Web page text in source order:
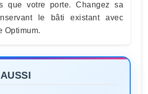
que votre porte. Changez sa
le bâti existant avec
Optimum.